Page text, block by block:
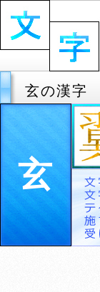
玄の漢字
玄